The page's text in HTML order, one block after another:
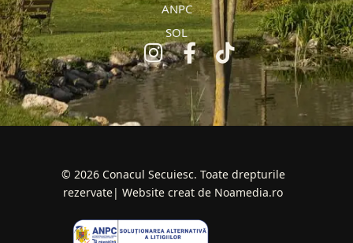
ANPC
SOL
© 2026 Conacul Secuiesc. Toate drepturile
rezervate| Website creat de Noamedia.ro